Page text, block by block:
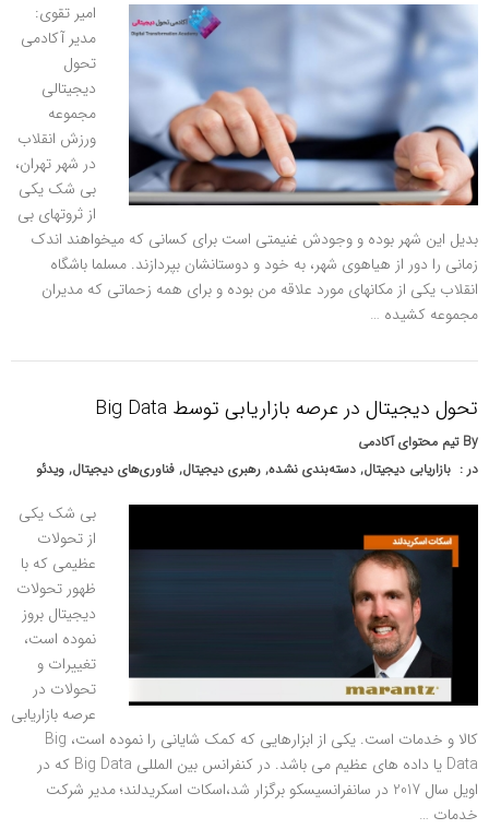
امیر تقوی:
مدیر آکادمی
تحول
دیجیتالی
مجموعه
ورزش انقلاب
در شهر تهران،
بی شک یکی
از ثروتهای بی
بدیل این شهر بوده و وجودش غنیمتی است برای کسانی که میخواهند اندک
زمانی را دور از هیاهوی شهر، به خود و دوستانشان بپردازند. مسلما باشگاه
انقلاب یکی از مکانهای مورد علاقه من بوده و برای همه زحماتی که مدیران
مجموعه کشیده …
تحول دیجیتال در عرصه بازاریابی توسط Big Data
By تیم محتوای آکادمی
در : بازاریابی دیجیتال, دسته‌بندی نشده, رهبری دیجیتال, فناوری‌های دیجیتال, ویدئو
بی شک یکی
از تحولات
عظیمی که با
ظهور تحولات
دیجیتال بروز
نموده است،
تغییرات و
تحولات در
عرصه بازاریابی
کالا و خدمات است. یکی از ابزارهایی که کمک شایانی را نموده است، Big
Data یا داده های عظیم می باشد. در کنفرانس بین المللی Big Data که در
اویل سال 2017 در سانفرانسیسکو برگزار شد،اسکات اسکریدلند؛ مدیر شرکت
خدمات …